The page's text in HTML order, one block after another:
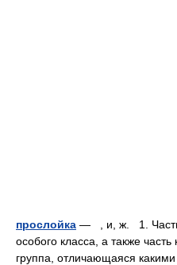
прослойка — , и, ж. 1. Часть
особого класса, а также
группа, отличающаяся